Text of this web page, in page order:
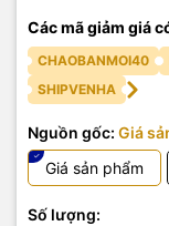
Các mã giảm giá
CHAOBANMOI40
SHIPVENHA
Nguồn gốc: Giá
Giá sản phẩm
Số lượng: